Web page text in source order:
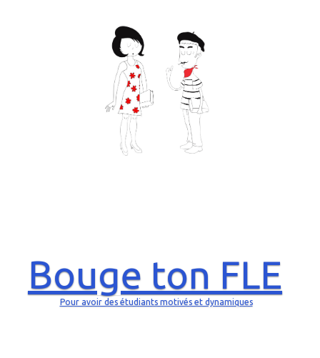
Bouge ton FLE
Pour avoir des étudiants motivés et dynamiques